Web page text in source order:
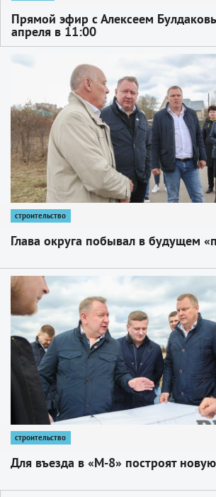
Прямой эфир с Алексеем
апреля в 11:00
строительство
Глава округа побывал в будущем
1
строительство
Для въезда в «М-8» построят